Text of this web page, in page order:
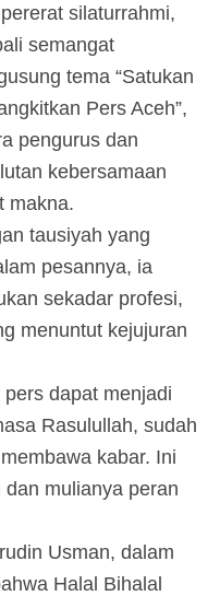
silaturrahmi,
semangat
tema “Satukan
Pers Aceh”,
pengurus dan
kebersamaan
makna.
tausiyah yang
pesannya, ia
sekadar profesi,
menuntut kejujuran
dapat menjadi
Rasulullah, sudah
kabar. Ini
mulianya peran
Usman, dalam
Halal Bihalal